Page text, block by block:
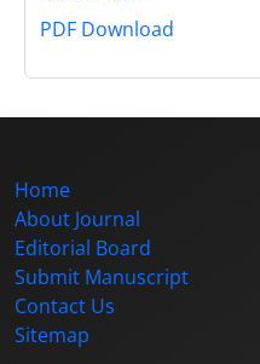
PDF Download
Home
About Journal
Editorial Board
Submit Manuscript
Contact Us
Sitemap